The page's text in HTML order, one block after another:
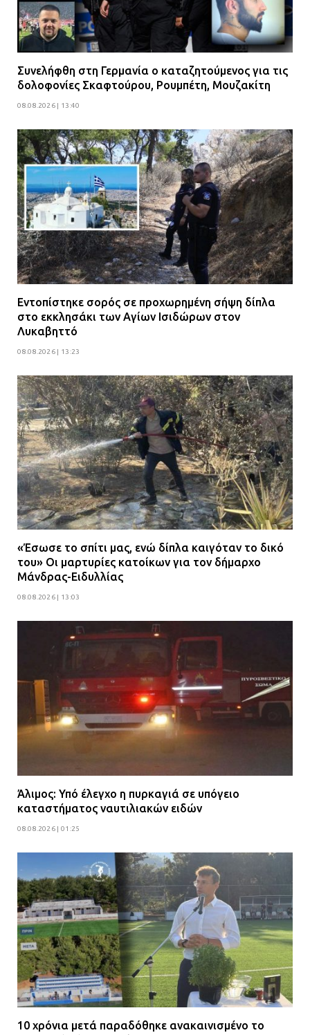
Συνελήφθη στη Γερμανία ο καταζητούμενος για τις
δολοφονίες Σκαφτούρου, Ρουμπέτη, Μουζακίτη
08.08.2026 | 13:40
Εντοπίστηκε σορός σε προχωρημένη σήψη δίπλα
στο εκκλησάκι των Αγίων Ισιδώρων στον
Λυκαβηττό
08.08.2026 | 13:23
«Έσωσε το σπίτι μας, ενώ δίπλα καιγόταν το δικό
του» Οι μαρτυρίες κατοίκων για τον δήμαρχο
Μάνδρας-Ειδυλλίας
08.08.2026 | 13:03
Άλιμος: Υπό έλεγχο η πυρκαγιά σε υπόγειο
καταστήματος ναυτιλιακών ειδών
08.08.2026 | 01:25
10 χρόνια μετά παραδόθηκε ανακαινισμένο το